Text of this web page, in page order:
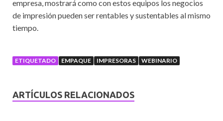
empresa, mostrará como con estos equipos los negocios
de impresión pueden ser rentables y sustentables al mismo
tiempo.
ETIQUETADO EMPAQUE IMPRESORAS WEBINARIO
ARTÍCULOS RELACIONADOS